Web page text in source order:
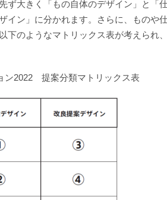
ず大きく「もの自体のデザイン」と「
イン」に分かれます。さらに、もの
下のようなマトリックス表が考えられ
ン2022 提案分類マトリックス表